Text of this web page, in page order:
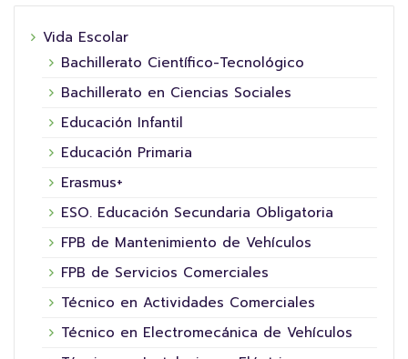
Vida Escolar
Bachillerato Científico-Tecnológico
Bachillerato en Ciencias Sociales
Educación Infantil
Educación Primaria
Erasmus+
ESO. Educación Secundaria Obligatoria
FPB de Mantenimiento de Vehículos
FPB de Servicios Comerciales
Técnico en Actividades Comerciales
Técnico en Electromecánica de Vehículos